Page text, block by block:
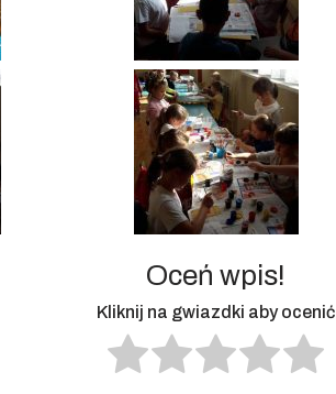
Oceń wpis!
Kliknij na gwiazdki aby ocenić